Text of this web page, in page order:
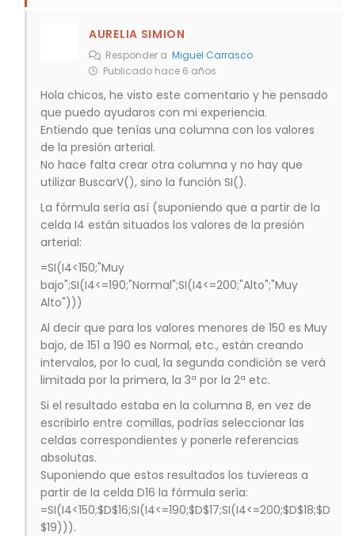
AURELIA SIMION
Responder a Miguel Carrasco
Publicado hace 6 años
Hola chicos, he visto este comentario y he pensado
que puedo ayudaros con mi experiencia.
Entiendo que tenías una columna con los valores
de la presión arterial.
No hace falta crear otra columna y no hay que
utilizar BuscarV(), sino la función SI().
La fórmula sería así (suponiendo que a partir de la
celda I4 están situados los valores de la presión
arterial:
=SI(I4<150;"Muy
bajo";SI(I4<=190;"Normal";SI(I4<=200;"Alto";"Muy
Alto")))
Al decir que para los valores menores de 150 es Muy
bajo, de 151 a 190 es Normal, etc., están creando
intervalos, por lo cual, la segunda condición se verá
limitada por la primera, la 3ª por la 2ª etc.
Si el resultado estaba en la columna B, en vez de
escribirlo entre comillas, podrías seleccionar las
celdas correspondientes y ponerle referencias
absolutas.
Suponiendo que estos resultados los tuviereas a
partir de la celda D16 la fórmula sería:
=SI(I4<150;$D$16;SI(I4<=190;$D$17;SI(I4<=200;$D$18;$D
$19))).